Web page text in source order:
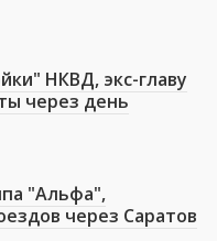
НКВД, экс-главу
через день
"Альфа",
через Саратов